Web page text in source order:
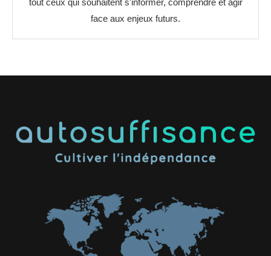
tout ceux qui souhaitent s'informer, comprendre et agir
face aux enjeux futurs.